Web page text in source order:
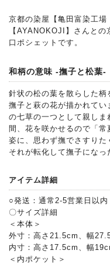
京都の染屋【亀田富染工
【AYANOKOJI】さんと
口ポシェットです。
和柄の意味 -撫子と松葉-
針状の松の葉を散らした柄
撫子と萩の花が描かれて
の七草の一つとして親し
間、花を咲かせるので「
姿に、思わず撫でさすりた
それが転化して撫子になっ
アイテム詳細
○発送：通常2-5営業日以内
〇サイズ詳細
＜本体＞
外寸：高さ21.5cm、幅
内寸：高さ17.5cm、幅
＜内ポケット＞